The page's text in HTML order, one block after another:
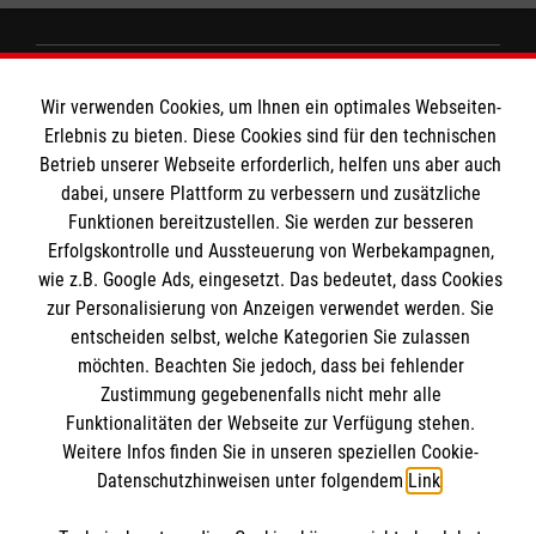
MBZ Euregio
Kurse für Ärzte
Internationale Kurskonzepte
Informationen
Kontakt
Impressum
Datenschutz
AGB
Malteser online
Malteserorden
Malteser Jugend
Soziale Netzwerke
Wir verwenden Cookies, um Ihnen ein optimales Webseiten-
Erlebnis zu bieten. Diese Cookies sind für den technischen
Betrieb unserer Webseite erforderlich, helfen uns aber auch
dabei, unsere Plattform zu verbessern und zusätzliche
Funktionen bereitzustellen. Sie werden zur besseren
Erfolgskontrolle und Aussteuerung von Werbekampagnen,
wie z.B. Google Ads, eingesetzt. Das bedeutet, dass Cookies
zur Personalisierung von Anzeigen verwendet werden. Sie
entscheiden selbst, welche Kategorien Sie zulassen
möchten. Beachten Sie jedoch, dass bei fehlender
Zustimmung gegebenenfalls nicht mehr alle
Funktionalitäten der Webseite zur Verfügung stehen.
Weitere Infos finden Sie in unseren speziellen Cookie-
Datenschutzhinweisen unter folgendem Link.